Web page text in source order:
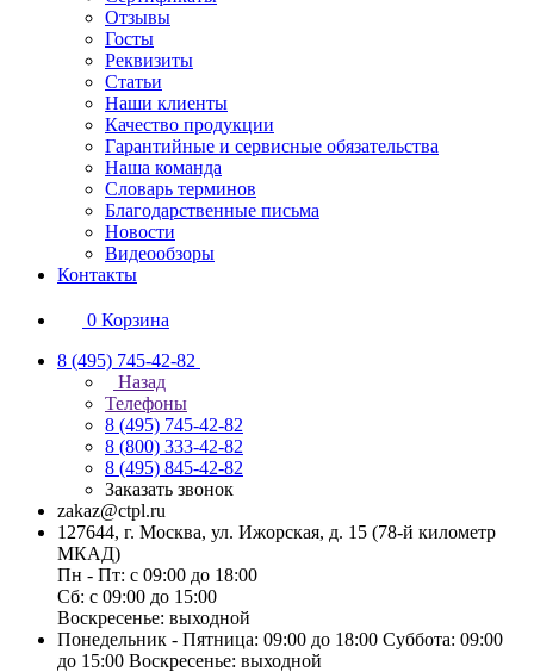
Отзывы
Госты
Реквизиты
Статьи
Наши клиенты
Качество продукции
Гарантийные и сервисные обязательства
Наша команда
Словарь терминов
Благодарственные письма
Новости
Видеообзоры
Контакты
0 Корзина
8 (495) 745-42-82
Назад
Телефоны
8 (495) 745-42-82
8 (800) 333-42-82
8 (495) 845-42-82
Заказать звонок
zakaz@ctpl.ru
127644, г. Москва, ул. Ижорская, д. 15 (78-й километр
МКАД)
Пн - Пт: с 09:00 до 18:00
Сб: с 09:00 до 15:00
Воскресенье: выходной
Понедельник - Пятница: 09:00 до 18:00 Суббота: 09:00
до 15:00 Воскресенье: выходной